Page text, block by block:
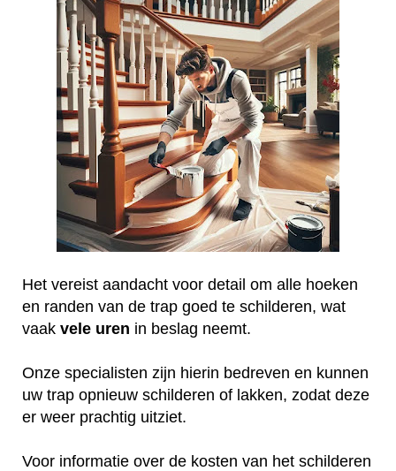
Het vereist aandacht voor detail om alle hoeken
en randen van de trap goed te schilderen, wat
vaak vele uren in beslag neemt.
Onze specialisten zijn hierin bedreven en kunnen
uw trap opnieuw schilderen of lakken, zodat deze
er weer prachtig uitziet.
Voor informatie over de kosten van het schilderen